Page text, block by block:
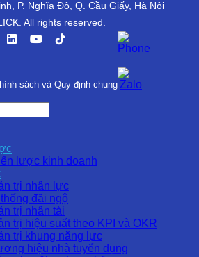
P. Nghĩa Đô, Q. Cầu Giấy, Hà Nội
All rights reserved.
sách và Quy định chung
lược kinh doanh
trị nhân lực
thống đãi ngộ
trị nhân tài
trị hiệu suất theo KPI và OKR
trị khung năng lực
hiệu nhà tuyển dụng